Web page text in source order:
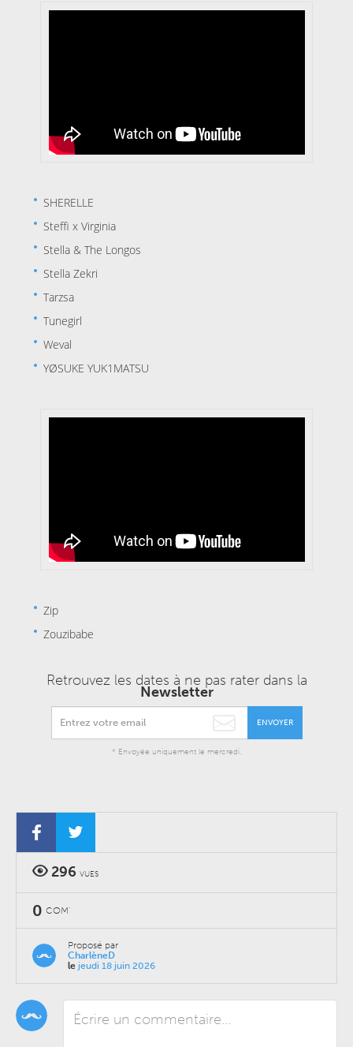
SHERELLE
Steffi x Virginia
Stella & The Longos
Stella Zekri
Tarzsa
Tunegirl
Weval
YØSUKE YUK1MATSU
Zip
Zouzibabe
Retrouvez les dates à ne pas rater dans la
Newsletter
ENVOYER
* Envoyée uniquement le mercredi.
296 VUES
0 COM'
Proposé par
CharlèneD
le jeudi 18 juin 2026